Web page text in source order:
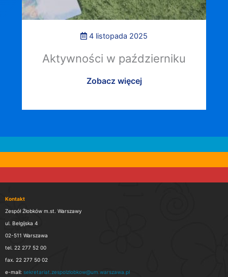
4 listopada 2025
Aktywności w październiku
Zobacz więcej
Kontakt
Zespół Żłobków m.st. Warszawy
ul. Belgijska 4
02-511 Warszawa
tel. 22 277 52 00
fax. 22 277 50 02
e-mail: sekretariat.zespolzlobkow@um.warszawa.pl